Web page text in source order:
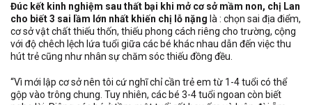
Đúc kết kinh nghiệm sau thất bại khi mở cơ sở mầm non, chị Lan
cho biết 3 sai lầm lớn nhất khiến chị lỗ nặng là : chọn sai địa điểm,
cơ sở vật chất thiếu thốn, thiếu phong cách riêng cho trường, cộng
với độ chêch lệch lứa tuổi giữa các bé khác nhau dẫn đến việc thu
hút trẻ cũng như nhân sự chăm sóc thiếu đồng đều.
“Vì mới lập cơ sở nên tôi cứ nghĩ chỉ cần trẻ em từ 1-4 tuổi có thể
gộp vào trông chung. Tuy nhiên, các bé 3-4 tuổi ngoan còn biết